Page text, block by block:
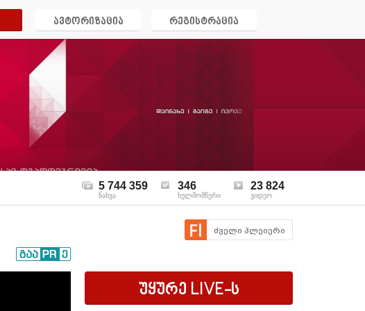
ავტორიზაცია რეგისტრაცია
5 744 359
ნახვა
346
ხელმომწერი
23 824
ვიდეო
ძველი პლეიერი
უყურე LIVE-ს